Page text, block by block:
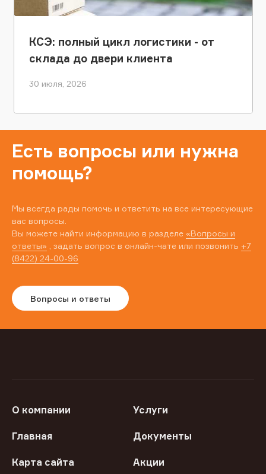
КСЭ: полный цикл логистики - от
склада до двери клиента
30 июля, 2026
Есть вопросы или нужна
помощь?
Мы всегда рады помочь и ответить на все интересующие
вас вопросы.
Вы можете найти информацию в разделе «Вопросы и
ответы» , задать вопрос в онлайн-чате или позвонить +7
(8422) 24-00-96
Вопросы и ответы
О компании Услуги
Главная Документы
Карта сайта Акции